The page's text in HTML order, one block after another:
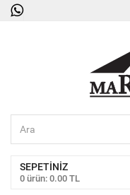
SEPETINIZ
0 ürün: 0.00 TL